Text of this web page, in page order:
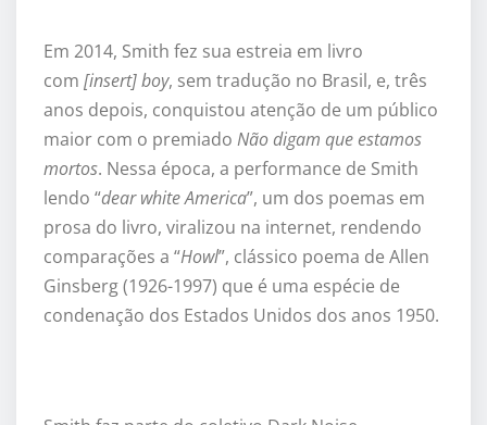
Em 2014, Smith fez sua estreia em livro
com [insert] boy, sem tradução no Brasil, e, três
anos depois, conquistou atenção de um público
maior com o premiado Não digam que estamos
mortos. Nessa época, a performance de Smith
lendo “dear white America”, um dos poemas em
prosa do livro, viralizou na internet, rendendo
comparações a “Howl”, clássico poema de Allen
Ginsberg (1926-1997) que é uma espécie de
condenação dos Estados Unidos dos anos 1950.